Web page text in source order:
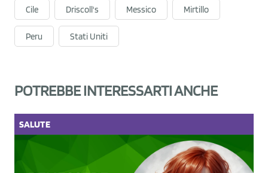
Cile Driscoll's Messico Mirtillo
Peru Stati Uniti
POTREBBE INTERESSARTI ANCHE
SALUTE